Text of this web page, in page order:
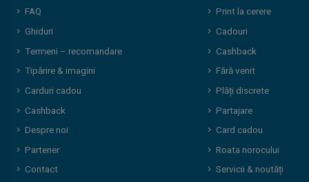
FAQ
Ghiduri
Termeni – recomandare
Tipărire & imagini
Carduri cadou
Cashback
Despre noi
Partener
Contact
Print la cerere
Cadouri
Cashback
Fără venit
Plăți discrete
Partajare
Card cadou
Roata norocului
Servicii & noutăți